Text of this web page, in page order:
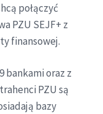
połączyć
PZU SEJF+ z
finansowej.
bankami oraz z
PZU są
bazy